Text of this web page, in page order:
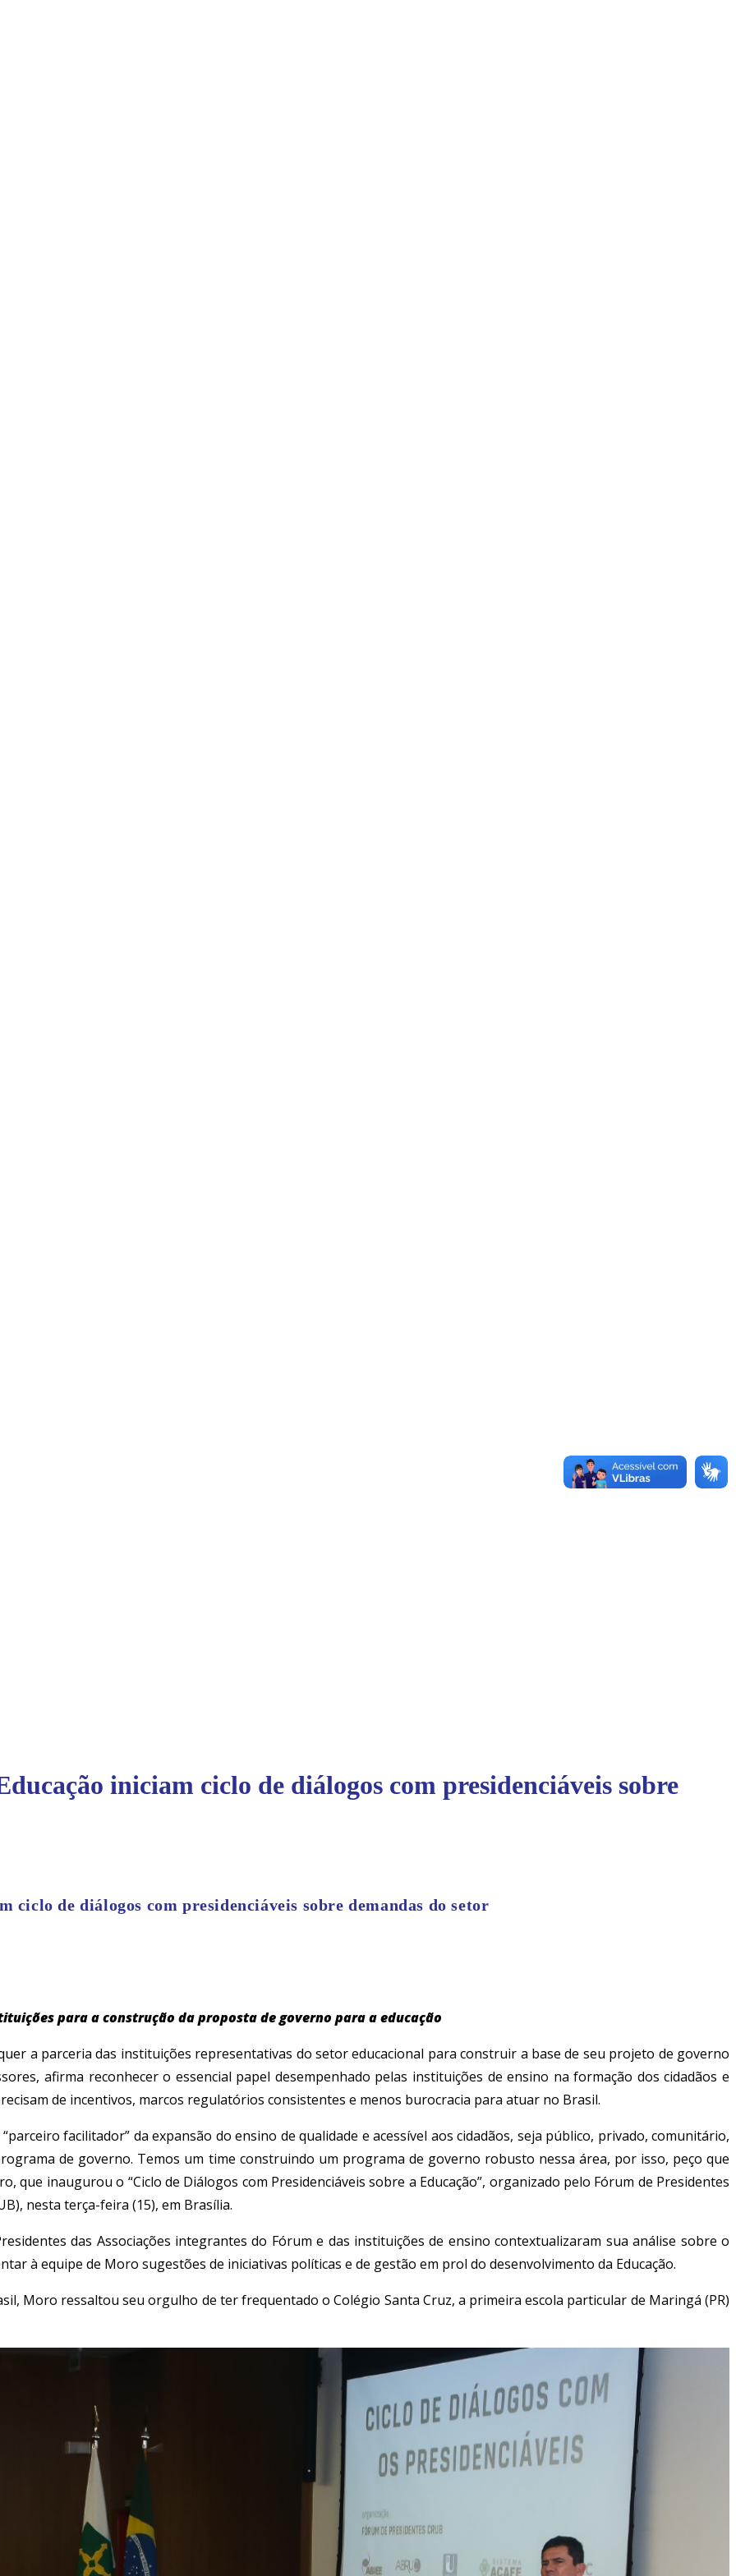
iniciam ciclo de diálogos com presidenciáveis sobre
ciclo de diálogos com presidenciáveis sobre demandas do setor
para a construção da proposta de governo para a educação
a parceria das instituições representativas do setor educacional para construir a base de seu projeto de governo
afirma reconhecer o essencial papel desempenhado pelas instituições de ensino na formação dos cidadãos e
de incentivos, marcos regulatórios consistentes e menos burocracia para atuar no Brasil.
facilitador” da expansão do ensino de qualidade e acessível aos cidadãos, seja público, privado, comunitário,
de governo. Temos um time construindo um programa de governo robusto nessa área, por isso, peço que
que inaugurou o “Ciclo de Diálogos com Presidenciáveis sobre a Educação”, organizado pelo Fórum de Presidentes
nesta terça-feira (15), em Brasília.
das Associações integrantes do Fórum e das instituições de ensino contextualizaram sua análise sobre o
à equipe de Moro sugestões de iniciativas políticas e de gestão em prol do desenvolvimento da Educação.
Moro ressaltou seu orgulho de ter frequentado o Colégio Santa Cruz, a primeira escola particular de Maringá (PR)